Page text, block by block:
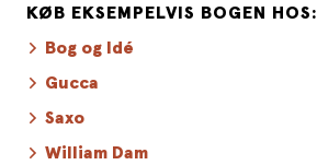
KØB EKSEMPELVIS BOGEN HOS:
Bog og Idé
Gucca
Saxo
William Dam